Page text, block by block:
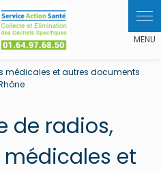
médicales et autres documents
de radios,
et